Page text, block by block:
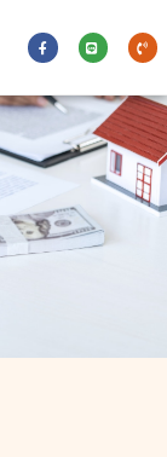
F
a
c
o
o
f
L
i
n
P
h
o
-
v
o
l
u
m
e